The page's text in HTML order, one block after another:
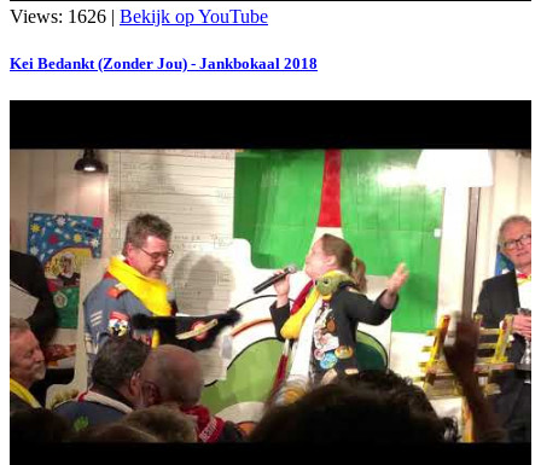
Views: 1626 | Bekijk op YouTube
Kei Bedankt (Zonder Jou) - Jankbokaal 2018